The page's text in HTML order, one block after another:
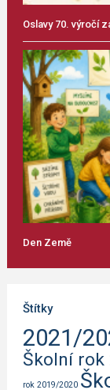
Oslavy 70. výročí
Den Země
Štítky
2021/
Školní rok
rok 2019/2020